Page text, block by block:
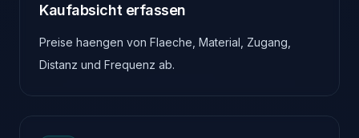
Kaufabsicht erfassen
Preise haengen von Flaeche, Material, Zugang,
Distanz und Frequenz ab.